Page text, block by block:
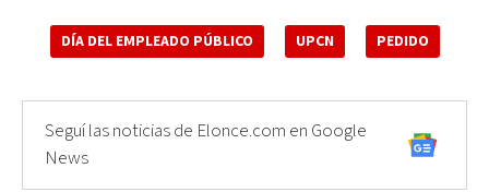
DÍA DEL EMPLEADO PÚBLICO UPCN PEDIDO
Seguí las noticias de Elonce.com en Google
News